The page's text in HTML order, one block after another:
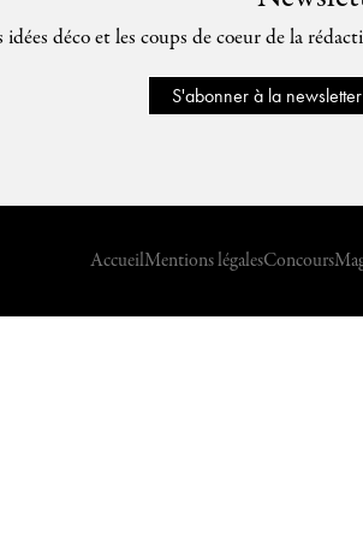
idées déco et les coups de coeur de la
S'abonner à la newsletter
AccueilMentions légalesConcours